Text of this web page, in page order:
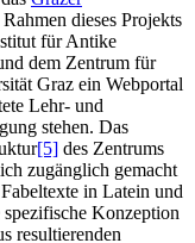
dieses Projekts
für Antike
dem Zentrum für
Graz ein Webportal
Lehr- und
stehen. Das
[5] des Zentrums
zugänglich gemacht
in Latein und
Konzeption
resultierenden